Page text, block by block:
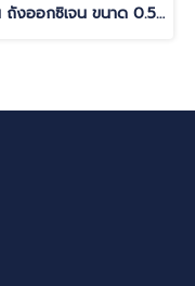
รถเข็น ถังออกซิเจน ขนาด 0.5, 1.5, 2 คิว